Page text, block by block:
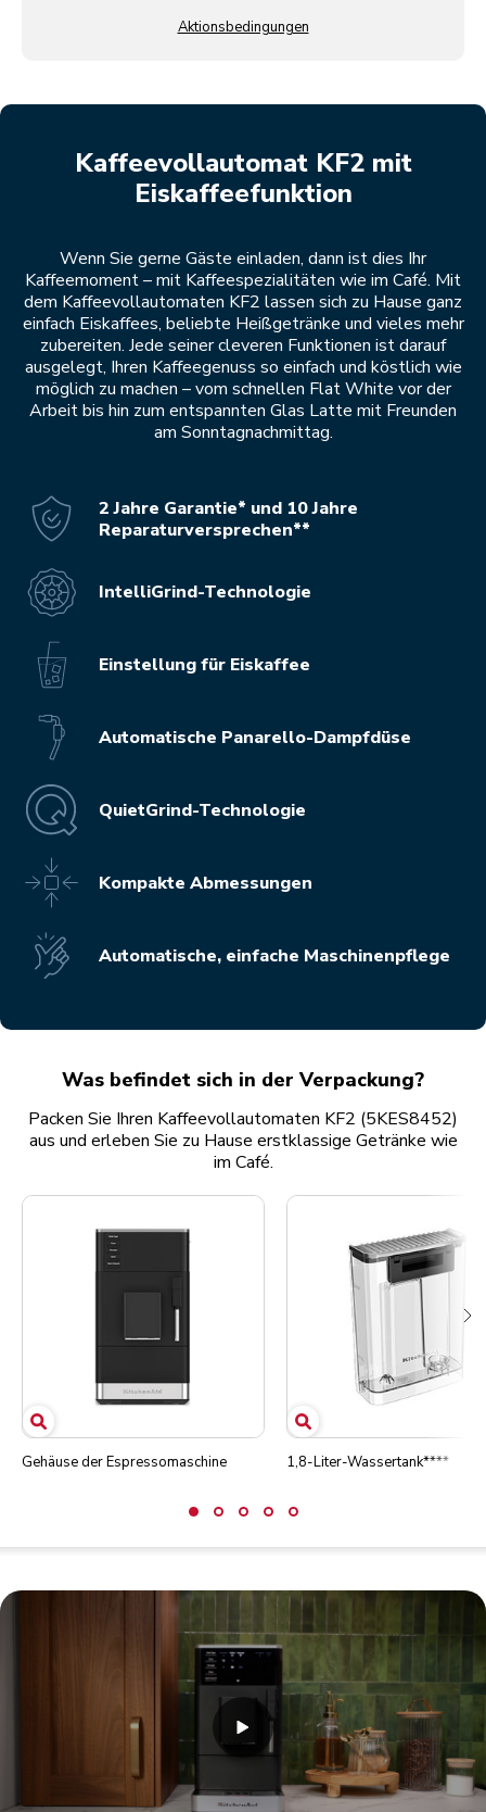
Aktionsbedingungen
Kaffeevollautomat KF2 mit
Eiskaffeefunktion
Wenn Sie gerne Gäste einladen, dann ist dies Ihr
Kaffeemoment – mit Kaffeespezialitäten wie im Café. Mit
dem Kaffeevollautomaten KF2 lassen sich zu Hause ganz
einfach Eiskaffees, beliebte Heißgetränke und vieles mehr
zubereiten. Jede seiner cleveren Funktionen ist darauf
ausgelegt, Ihren Kaffeegenuss so einfach und köstlich wie
möglich zu machen – vom schnellen Flat White vor der
Arbeit bis hin zum entspannten Glas Latte mit Freunden
am Sonntagnachmittag.
2 Jahre Garantie* und 10 Jahre
Reparaturversprechen**
IntelliGrind-Technologie
Einstellung für Eiskaffee
Automatische Panarello-Dampfdüse
QuietGrind-Technologie
Kompakte Abmessungen
Automatische, einfache Maschinenpflege
Was befindet sich in der Verpackung?
Packen Sie Ihren Kaffeevollautomaten KF2 (5KES8452)
aus und erleben Sie zu Hause erstklassige Getränke wie
im Café.
Gehäuse der Espressomaschine 1,8-Liter-Wassertank****